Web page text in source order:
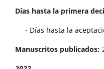
Días hasta la primera
- Días hasta la
Manuscritos publicados: